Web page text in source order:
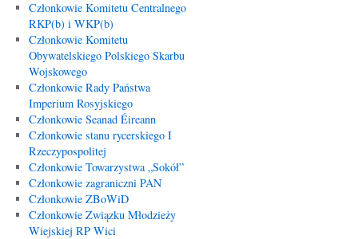
Członkowie Komitetu Centralnego
RKP(b) i WKP(b)
Członkowie Komitetu
Obywatelskiego Polskiego Skarbu
Wojskowego
Członkowie Rady Państwa
Imperium Rosyjskiego
Członkowie Seanad Éireann
Członkowie stanu rycerskiego I
Rzeczypospolitej
Członkowie Towarzystwa „Sokół”
Członkowie zagraniczni PAN
Członkowie ZBoWiD
Członkowie Związku Młodzieży
Wiejskiej RP Wici